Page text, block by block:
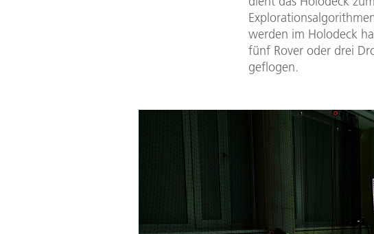
werden im Holodeck
fünf Rover oder drei
geflogen.